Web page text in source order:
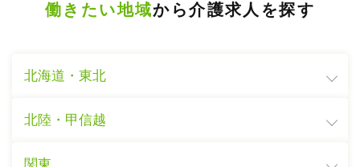
働きたい地域から介護求人を探す
北海道・東北
北陸・甲信越